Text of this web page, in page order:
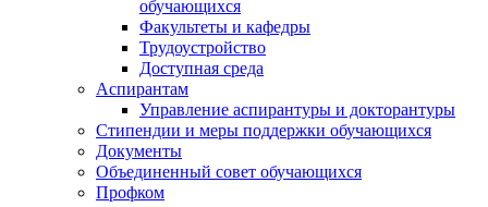
обучающихся
Факультеты и кафедры
Трудоустройство
Доступная среда
Аспирантам
Управление аспирантуры и докторантуры
Стипендии и меры поддержки обучающихся
Документы
Объединенный совет обучающихся
Профком